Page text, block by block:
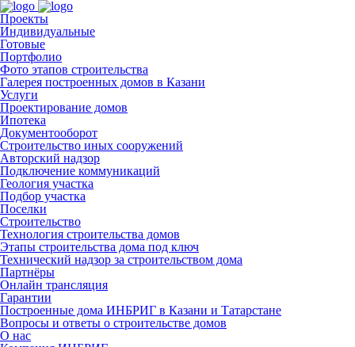
Проекты
Индивидуальные
Готовые
Портфолио
Фото этапов строительства
Галерея построенных домов в Казани
Услуги
Проектирование домов
Ипотека
Документооборот
Строительство иных сооружений
Авторский надзор
Подключение коммуникаций
Геология участка
Подбор участка
Поселки
Строительство
Технология строительства домов
Этапы строительства дома под ключ
Технический надзор за строительством дома
Партнёры
Онлайн трансляция
Гарантии
Построенные дома ИНБРИГ в Казани и Татарстане
Вопросы и ответы о строительстве домов
О нас